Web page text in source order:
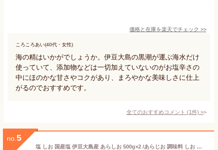
価格と在庫を楽天でチェック >>
ころころあい(40代・女性)
海の精はいかがでしょうか。伊豆大島の黒潮が運ぶ海水だけ
使っていて、添加物などは一切加えていないのがお塩辛さの
中にほのかな甘さやコクがあり、まろやかな美味しさに仕上
がるのでおすすめです。
全てのおすすめコメント (1件) >
no. 5
塩 しお 国産塩 伊豆大島産 あらしお 500g×2 /あらじお 調味料 しお 塩 関東 東京都 東京 伊豆大島 漬物 漬け物 和食 洋食 中華 調理 料理 塩蔵 味噌 焼き魚 食塩 伝統 無添加 国産 海の精